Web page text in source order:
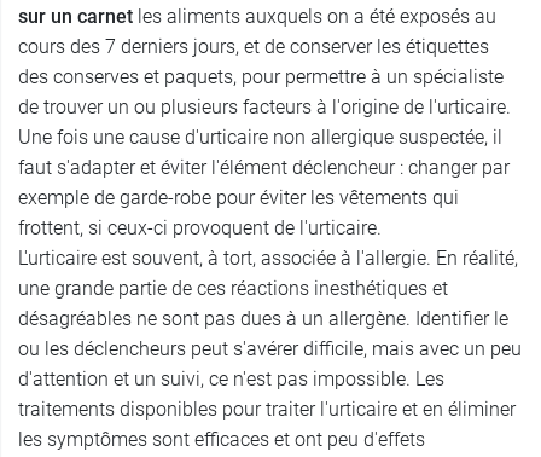
sur un carnet les aliments auxquels on a été exposés au
cours des 7 derniers jours, et de conserver les étiquettes
des conserves et paquets, pour permettre à un spécialiste
de trouver un ou plusieurs facteurs à l'origine de l'urticaire.
Une fois une cause d'urticaire non allergique suspectée, il
faut s'adapter et éviter l'élément déclencheur : changer par
exemple de garde-robe pour éviter les vêtements qui
frottent, si ceux-ci provoquent de l'urticaire.
L'urticaire est souvent, à tort, associée à l'allergie. En réalité,
une grande partie de ces réactions inesthétiques et
désagréables ne sont pas dues à un allergène. Identifier le
ou les déclencheurs peut s'avérer difficile, mais avec un peu
d'attention et un suivi, ce n'est pas impossible. Les
traitements disponibles pour traiter l'urticaire et en éliminer
les symptômes sont efficaces et ont peu d'effets